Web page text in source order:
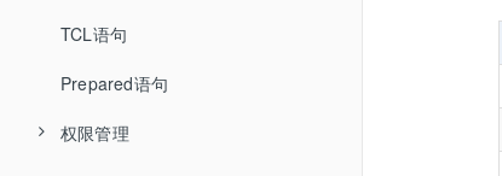
运算符优先级
RANGE_HASH
RIGHT_SHIFT
MM
聚合函数
数学函数
比较函数
CREATE TABLE
DROP TABLE
ALTER TABLE
DROP DATABASE
CREATE TABLEGROUP
DROP TABLEGROUP
UPDATE
DELETE
SOURCE
子查询
DDL管理语句
SHOW DDL
SHOW DDL RESULT
SHOW
SHOW HELP
SET
TCL语句
Prepared语句
权限管理